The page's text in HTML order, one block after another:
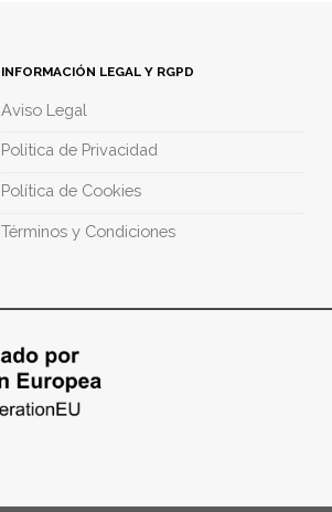
INFORMACIÓN LEGAL Y RGPD
Aviso Legal
Política de Privacidad
Política de Cookies
Términos y Condiciones